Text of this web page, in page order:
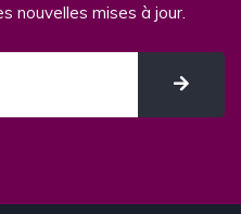
nouvelles mises à jour.